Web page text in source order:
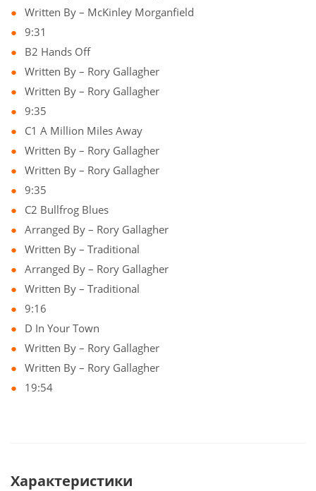
Written By – McKinley Morganfield
9:31
B2 Hands Off
Written By – Rory Gallagher
Written By – Rory Gallagher
9:35
C1 A Million Miles Away
Written By – Rory Gallagher
Written By – Rory Gallagher
9:35
C2 Bullfrog Blues
Arranged By – Rory Gallagher
Written By – Traditional
Arranged By – Rory Gallagher
Written By – Traditional
9:16
D In Your Town
Written By – Rory Gallagher
Written By – Rory Gallagher
19:54
Характеристики